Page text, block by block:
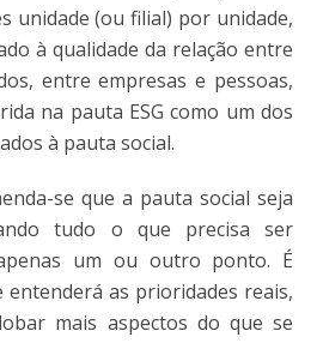
unidade (ou filial) por unidade,
à qualidade da relação entre
entre empresas e pessoas,
na pauta ESG como um dos
à pauta social.
se que a pauta social seja
tudo o que precisa ser
um ou outro ponto. É
entenderá as prioridades reais,
mais aspectos do que se